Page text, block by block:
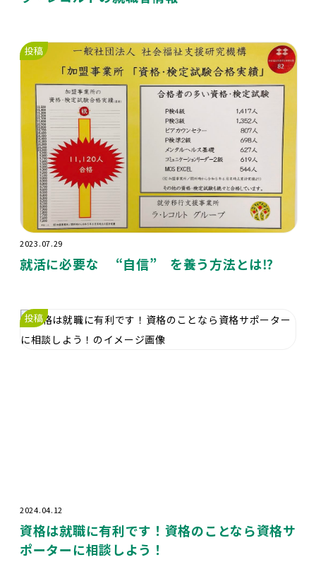
投稿
2023.07.29
就活に必要な “自信” を養う方法とは⁉️
投稿
2024.04.12
資格は就職に有利です！資格のことなら資格サ
ポーターに相談しよう！